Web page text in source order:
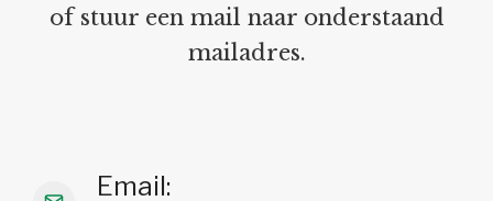
of stuur een mail naar onderstaand
mailadres.
Email: